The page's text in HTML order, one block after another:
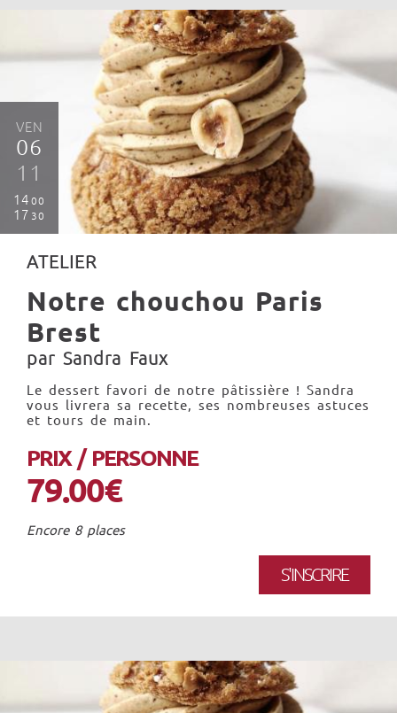
VEN
06
11
14 00
17 30
ATELIER
Notre chouchou Paris
Brest
par Sandra Faux
Le dessert favori de notre pâtissière ! Sandra
vous livrera sa recette, ses nombreuses astuces
et tours de main.
PRIX / PERSONNE
79.00€
Encore 8 places
S'INSCRIRE